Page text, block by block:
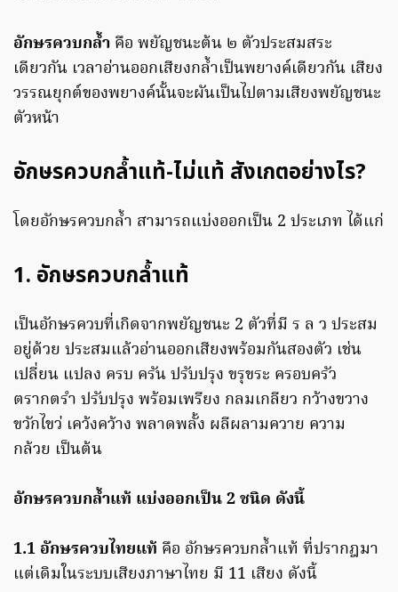
อักษรควบกล้ำ คือ พยัญชนะต้น ๒ ตัวประสมสระ
เดียวกัน เวลาอ่านออกเสียงกล้ำเป็นพยางค์เดียวกัน เสียง
วรรณยุกต์ของพยางค์นั้นจะผันเป็นไปตามเสียงพยัญชนะ
ตัวหน้า
อักษรควบกล้ำแท้-ไม่แท้ สังเกตอย่างไร?
โดยอักษรควบกล้ำ สามารถแบ่งออกเป็น 2 ประเภท ได้แก่
1. อักษรควบกล้ำแท้
เป็นอักษรควบที่เกิดจากพยัญชนะ 2 ตัวที่มี ร ล ว ประสม
อยู่ด้วย ประสมแล้วอ่านออกเสียงพร้อมกันสองตัว เช่น
เปลี่ยน แปลง ครบ ครัน ปรับปรุง ขรุขระ ครอบครัว
ตรากตรำ ปรับปรุง พร้อมเพรียง กลมเกลียว กว้างขวาง
ขวักไขว่ เคว้งคว้าง พลาดพลั้ง ผลีผลามควาย ความ
กล้วย เป็นต้น
อักษรควบกล้ำแท้ แบ่งออกเป็น 2 ชนิด ดังนี้
1.1 อักษรควบไทยแท้ คือ อักษรควบกล้ำแท้ ที่ปรากฎมา
แต่เดิมในระบบเสียงภาษาไทย มี 11 เสียง ดังนี้